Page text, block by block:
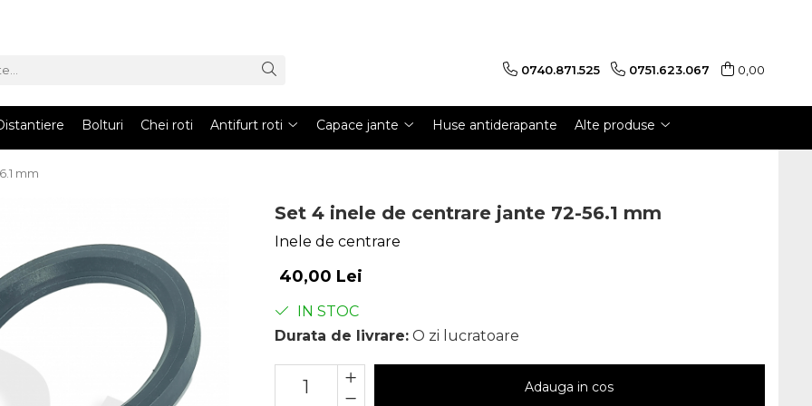
0740.871.525 0751.623.067 0,00
Bolturi Chei roti Antifurt roti Capace jante Huse antiderapante Alte produse
mm
Set 4 inele de centrare jante 72-56.1 mm
Inele de centrare
40,00 Lei
IN STOC
Durata de livrare:O zi lucratoare
Adauga in cos